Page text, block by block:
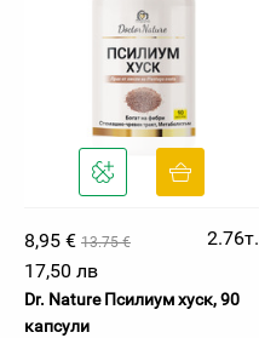
8,95 € 13.75 €
2.76т.
17,50 лв
Dr. Nature Псилиум хуск, 90
капсули